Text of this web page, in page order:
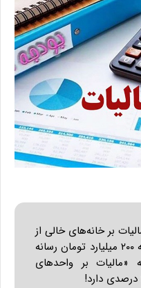
بر خانه‌های خالی از
سکنه» را با کاهش ۶۰ درصدی به ۲۰۰ میلیارد تومان رسانه
بر واحدهای